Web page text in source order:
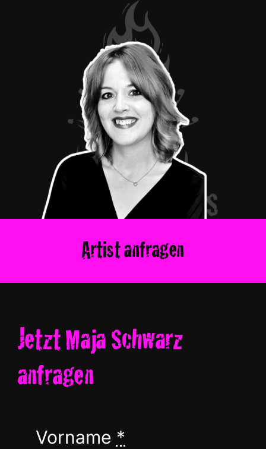
Artist anfragen
Jetzt Maja Schwarz
anfragen
Vorname *